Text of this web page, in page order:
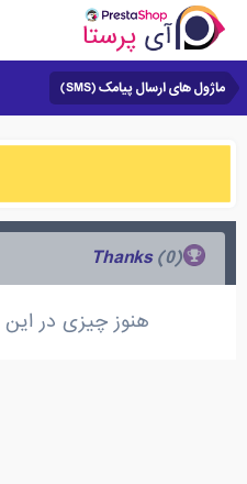
ماژول های ارسال پیامک (SMS)
Thanks
(0)
هنوز چیزی در